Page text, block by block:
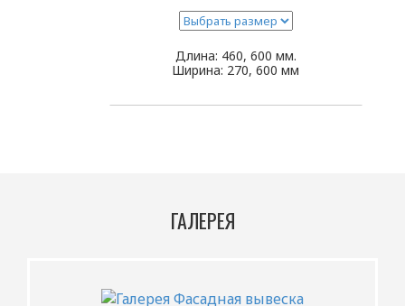
Длина: 460, 600 мм.
Ширина: 270, 600 мм
ГАЛЕРЕЯ